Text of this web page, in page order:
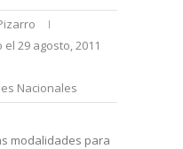
el 29 agosto, 2011
Nacionales
modalidades para